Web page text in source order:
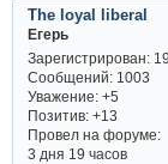
The loyal liberal
Егерь
Зарегистрирован:
Сообщений:1003
Уважение: +5
Позитив: +13
Провел на форуме:
3 дня 19 часов